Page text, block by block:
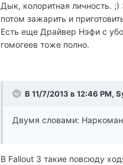
Дык, колоритная личность. ;)
потом зажарить и
Есть еще Драйвер Нэфи с
гомогеев тоже полно.
В 11/7/2013 в 12:46 PM,
Двумя словами:
В Fallout 3 такие повсюду